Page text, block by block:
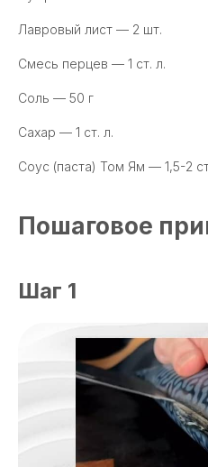
Лавровый лист — 2 шт.
Смесь перцев — 1 ст. л.
Соль — 50 г
Сахар — 1 ст. л.
Соус (паста) Том Ям — 1,5-2
Пошаговое
Шаг 1